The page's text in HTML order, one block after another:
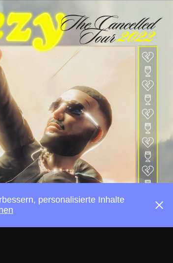
personalisierte Inhalte